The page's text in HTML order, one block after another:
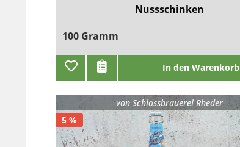
Nussschinken
100 Gramm
In den Warenkorb
5 %
vonSchlossbrauerei Rheder